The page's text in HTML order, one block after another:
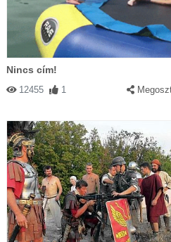
Nincs cím!
12455 1